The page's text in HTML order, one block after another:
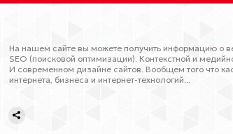
На нашем сайте вы можете получить информацию о
SEO (поисковой оптимизации). Контекстной и
И современном дизайне сайтов. Вообщем того что
интернета, бизнеса и интернет-технологий...